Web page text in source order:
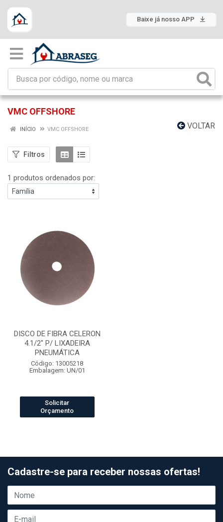
Baixe já nosso APP
VMC OFFSHORE
VOLTAR
INÍCIO VMC OFFSHORE
Filtros
1 produtos ordenados por:
DISCO DE FIBRA CELERON
4.1/2" P/ LIXADEIRA
PNEUMÁTICA
Código: 13005218
Embalagem: UN/01
Solicitar
Orçamento
Cadastre-se para receber nossas ofertas!